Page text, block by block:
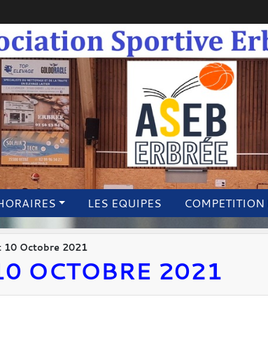
LES EQUIPES COMPETITION
10 Octobre 2021
OCTOBRE 2021